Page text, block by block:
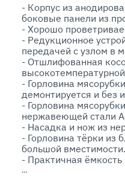
- Корпус из
боковые панели из
- Хорошо
- Редукционное
передачей с узлом в
- Отшлифованная
- Горловина
демонтируется и без
- Горловина
нержавеющей стали
- Насадка и нож из
- Горловина тёрки из
большой вместимости.
- Практичная
сбора продукта из